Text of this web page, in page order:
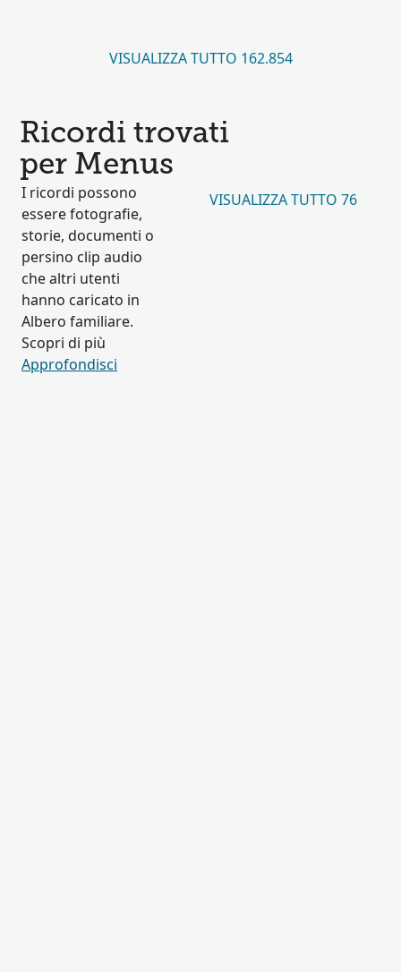
VISUALIZZA TUTTO 162.854
Ricordi trovati
per Menus
I ricordi possono
essere fotografie,
storie, documenti o
persino clip audio
che altri utenti
hanno caricato in
Albero familiare.
Scopri di più
Approfondisci
VISUALIZZA TUTTO 76